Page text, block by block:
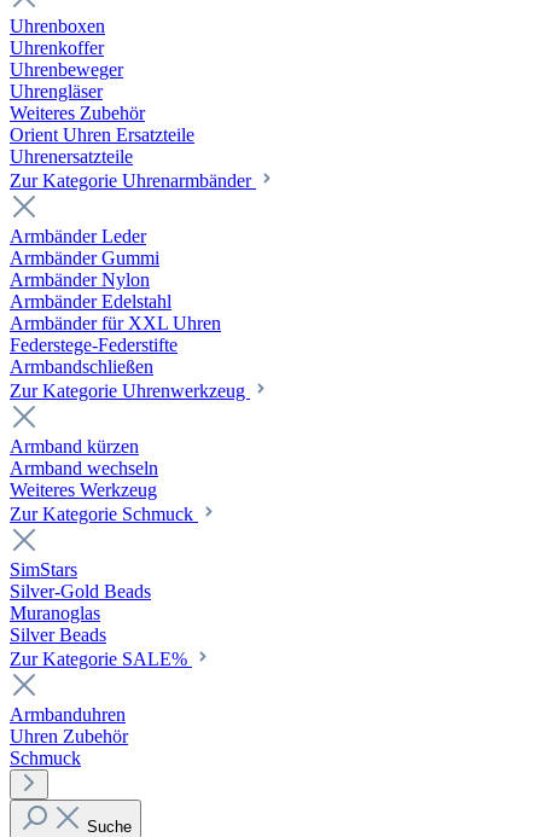
Uhrenboxen
Uhrenkoffer
Uhrenbeweger
Uhrengläser
Weiteres Zubehör
Orient Uhren Ersatzteile
Uhrenersatzteile
Zur Kategorie Uhrenarmbänder
Armbänder Leder
Armbänder Gummi
Armbänder Nylon
Armbänder Edelstahl
Armbänder für XXL Uhren
Federstege-Federstifte
Armbandschließen
Zur Kategorie Uhrenwerkzeug
Armband kürzen
Armband wechseln
Weiteres Werkzeug
Zur Kategorie Schmuck
SimStars
Silver-Gold Beads
Muranoglas
Silver Beads
Zur Kategorie SALE%
Armbanduhren
Uhren Zubehör
Schmuck
Suche